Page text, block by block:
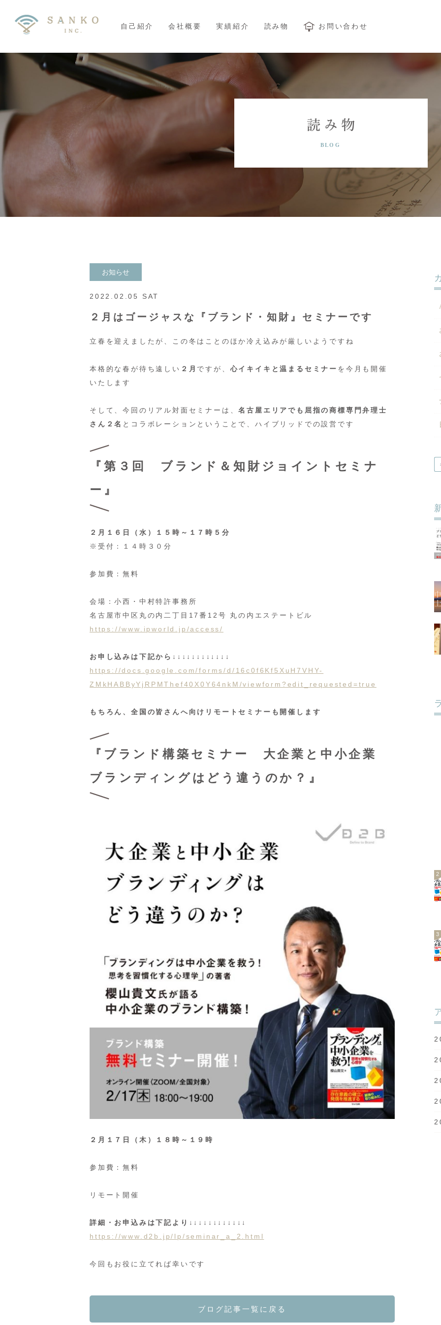
Skip
自己紹介 会社概要 実績紹介 読み物 お問い合わせ
２月はゴージャスな『ブランド・知財』セミナーです
2022.02.05 SAT
お知らせ
立春を迎えましたが、この冬はことのほか冷え込みが厳しいようですね
本格的な春が待ち遠しい ２月 ですが、 心イキイキと温まるセミナー を今月も開催
いたします
そして、今回のリアル対面セミナーは、名古屋エリアでも屈指の商標専門弁理士
さん２名 とコラボレーションということで、ハイブリッドでの設営です
『第３回 ブランド＆知財ジョイントセミナ
ー』
２月１６日（水）１５時～１７時５分
※受付：１４時３０分
参加費：無料
会場：小西・中村特許事務所
名古屋市中区丸の内二丁目17番12号 丸の内エステートビル
https://www.ipworld.jp/access/
お申し込みは下記から↓↓↓↓↓↓↓↓↓↓↓↓
https://docs.google.com/forms/d/16c0f6Kf5XuH7VHY-
ZMkHABByYjRPMThef40X0Y64nkM/viewform?edit_requested=true
もちろん、全国の皆さんへ向けリモートセミナーも開催します
『ブランド構築セミナー 大企業と中小企業
ブランディングはどう違うのか？』
２月１７日（木）１８時～１９時
参加費：無料
リモート開催
詳細・お申込みは下記より↓↓↓↓↓↓↓↓↓↓↓↓
https://www.d2b.jp/lp/seminar_a_2.html
今回もお役に立てれば幸いです
ブログ記事一覧に戻る